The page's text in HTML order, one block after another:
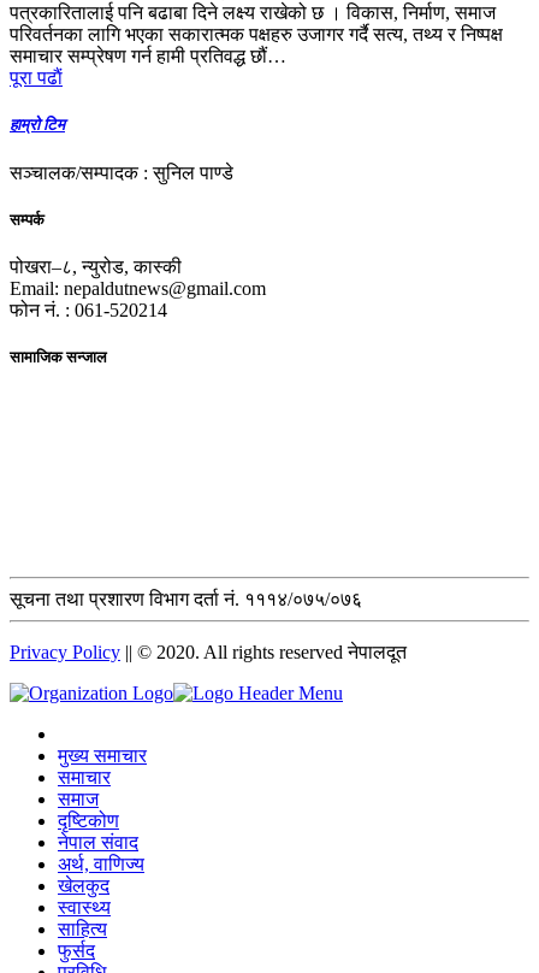
पत्रकारितालाई पनि बढाबा दिने लक्ष्य राखेको छ । विकास, निर्माण, समाज
परिवर्तनका लागि भएका सकारात्मक पक्षहरु उजागर गर्दै सत्य, तथ्य र निष्पक्ष
समाचार सम्प्रेषण गर्न हामी प्रतिवद्ध छौं…
पूरा पढाैं
हाम्रो टिम
सञ्चालक/सम्पादक : सुनिल पाण्डे
सम्पर्क
पोखरा–८, न्युरोड, कास्की
Email: nepaldutnews@gmail.com
फोन नं. : 061-520214
सामाजिक सन्जाल
सूचना तथा प्रशारण विभाग दर्ता नं. १११४/०७५/०७६
Privacy Policy || © 2020. All rights reserved नेपालदूत
मुख्य समाचार
समाचार
समाज
दृष्टिकोण
नेपाल संवाद
अर्थ, वाणिज्य
खेलकुद
स्वास्थ्य
साहित्य
फुर्सद